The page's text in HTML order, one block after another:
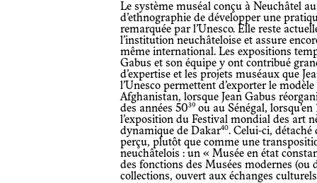
Le système muséal conçu à Neuchâtel au début des années 50 permet au Musée
d’ethnographie de développer une
remarquée par l’Unesco. Elle reste
l’institution neuchâteloise et assure
même international. Les expositions
Gabus et son équipe y ont contribué
d’expertise et les projets muséaux que
l’Unesco permettent d’exporter le modèle
Afghanistan, lorsque Jean Gabus
des années 5039 ou au Sénégal,
l’exposition du Festival mondial des art
dynamique de Dakar40. Celui-ci, détaché de sa mission conservatoire, peut être
perçu, plutôt que comme une
neuchâtelois : un « Musée en état
des fonctions des Musées modernes (ou
collections, ouvert aux échanges